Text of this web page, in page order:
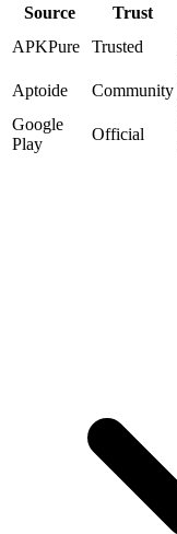
Source Trust
APKPure
Trusted
Aptoide
Community
Google
Play
Official